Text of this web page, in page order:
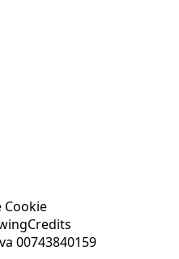
Cookie
Credits
00743840159